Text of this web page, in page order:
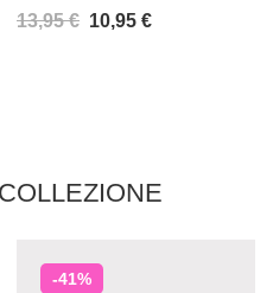
13,95€ 10,95 €
-41%